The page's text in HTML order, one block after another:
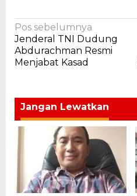
Navigasi
pos
Pos sebelumnya
Jenderal TNI Dudung
Abdurachman Resmi
Menjabat Kasad
Jangan Lewatkan